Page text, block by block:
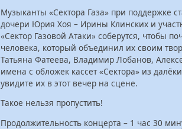
Музыканты «Сектора Газа» при поддержке
дочери Юрия Хоя – Ирины Клинских и
«Сектор Газовой Атаки» соберутся, чтобы
человека, который объединил их своим
Татьяна Фатеева, Владимир Лобанов,
имена с обложек кассет «Сектора» из
увидите их в этот вечер на сцене.
Такое нельзя пропустить!
Продолжительность концерта – 1 час 30